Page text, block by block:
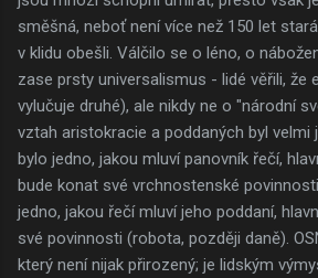
směšná, neboť není více než 150 let
v klidu obešli. Válčilo se o léno, o
zase prsty universalismus - lidé věřili, že
vylučuje druhé), ale nikdy ne o "národní
vztah aristokracie a poddaných byl velmi
bylo jedno, jakou mluví panovník řečí,
bude konat své vrchnostenské
jedno, jakou řečí mluví jeho poddaní,
své povinnosti (robota, později daně).
který není nijak přirozený; je lidským